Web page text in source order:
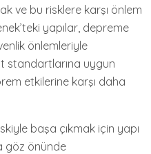
ve bu risklere karşı önlem
yapılar, depreme
önlemleriyle
standartlarına uygun
etkilerine karşı daha
başa çıkmak için yapı
göz önünde